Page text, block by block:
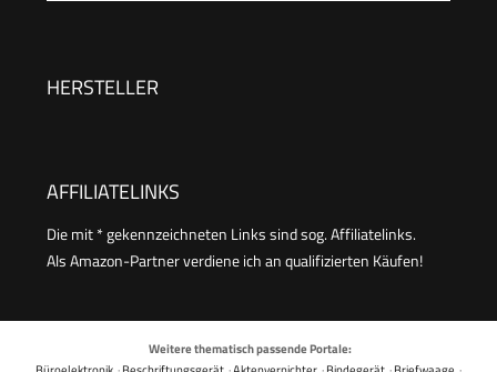
HERSTELLER
AFFILIATELINKS
Die mit * gekennzeichneten Links sind sog. Affiliatelinks.
Als Amazon-Partner verdiene ich an qualifizierten Käufen!
Weitere thematisch passende Portale: